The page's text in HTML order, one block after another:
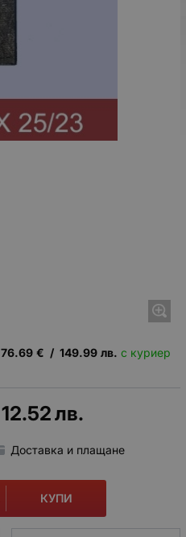
76.69 € / 149.99 лв. с куриер
12.52лв.
Доставка и плащане
КУПИ